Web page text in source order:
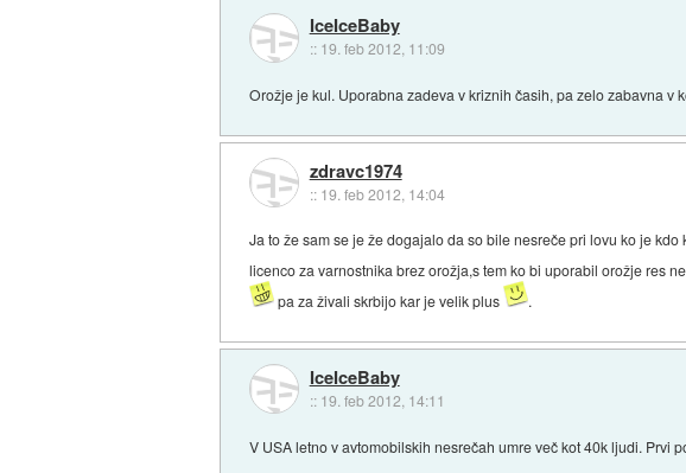
IceIceBaby
:: 19. feb 2012, 11:09
Orožje je kul. Uporabna zadeva v kriznih časih, pa zelo zabavna v
zdravc1974
:: 19. feb 2012, 14:04
Ja to že sam se je že dogajalo da so bile nesreče pri lovu ko je
licenco za varnostnika brez orožja,s tem ko bi uporabil orožje res
pa za živali skrbijo kar je velik plus
.
IceIceBaby
:: 19. feb 2012, 14:11
V USA letno v avtomobilskih nesrečah umre več kot 40k ljudi. Prvi